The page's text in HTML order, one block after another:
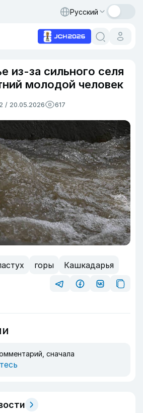
Русский
из-за сильного селя
молодой человек
/ 20.05.2026 617
горы
Кашкадарья
сначала